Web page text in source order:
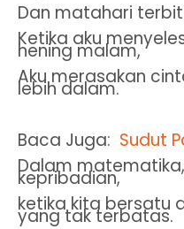
Dan matahari
Ketika aku
hening malam,
Aku merasakan
lebih dalam.
Baca Juga: Sudut
Dalam
kepribadian,
ketika kita bersatu
yang tak terbatas.